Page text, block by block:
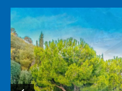
ПОСЛЕДВАЙТЕ НИ